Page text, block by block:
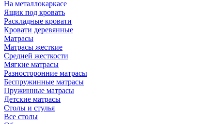
На металлокаркасе
Ящик под кровать
Раскладные кровати
Кровати деревянные
Матрасы
Матрасы жесткие
Средней жесткости
Мягкие матрасы
Разносторонние матрасы
Беспружинные матрасы
Пружинные матрасы
Детские матрасы
Столы и стулья
Все столы